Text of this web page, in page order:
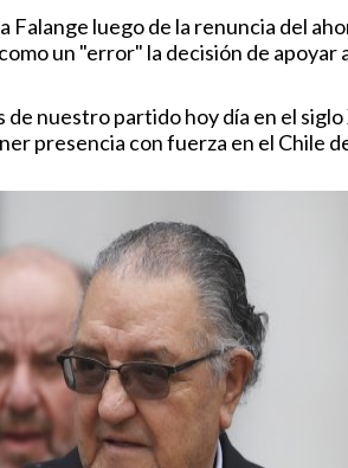
Falange luego de la renuncia del
un "error" la decisión de apoyar
nuestro partido hoy día en el siglo
presencia con fuerza en el Chile